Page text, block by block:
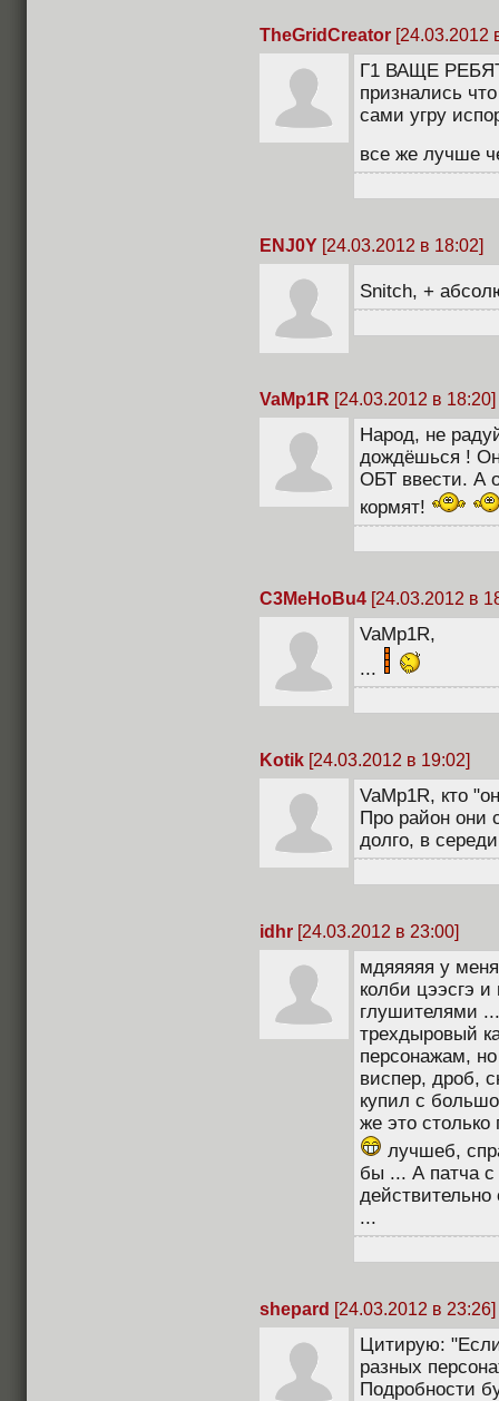
TheGridCreator [24.03.2012
Г1 ВАЩЕ
признались
сами угру
все же лучше
ENJ0Y [24.03.2012 в 18:02]
Snitch, +
VaMp1R [24.03.2012 в 18:20]
Народ, не
дождёшься !
ОБТ ввести. А
кормят!
C3MeHoBu4 [24.03.2012 в
VaMp1R,
...
Kotik [24.03.2012 в 19:02]
VaMp1R, кто
Про район они
долго, в
idhr [24.03.2012 в 23:00]
мдяяяяя у
колби цээсгэ
глушителями
трехдыровый
персонажам,
виспер, дроб,
купил с
же это столько
лучшеб,
бы ... А патча
...
shepard [24.03.2012 в 23:26]
Цитирую:
разных
Подробности